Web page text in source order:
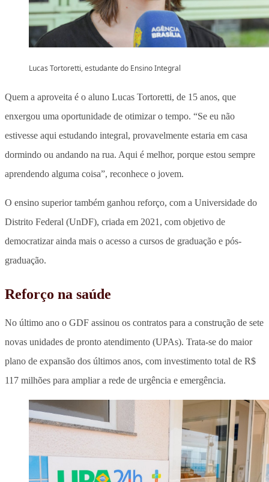
Lucas Tortoretti, estudante do Ensino Integral
Quem a aproveita é o aluno Lucas Tortoretti, de 15 anos, que
enxergou uma oportunidade de otimizar o tempo. “Se eu não
estivesse aqui estudando integral, provavelmente estaria em casa
dormindo ou andando na rua. Aqui é melhor, porque estou sempre
aprendendo alguma coisa”, reconhece o jovem.
O ensino superior também ganhou reforço, com a Universidade do
Distrito Federal (UnDF), criada em 2021, com objetivo de
democratizar ainda mais o acesso a cursos de graduação e pós-
graduação.
Reforço na saúde
No último ano o GDF assinou os contratos para a construção de sete
novas unidades de pronto atendimento (UPAs). Trata-se do maior
plano de expansão dos últimos anos, com investimento total de R$
117 milhões para ampliar a rede de urgência e emergência.